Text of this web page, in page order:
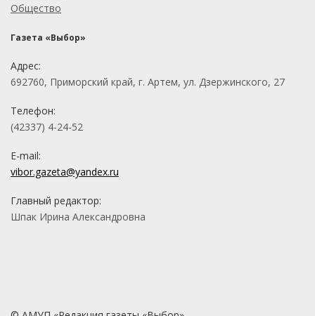
Общество
Газета «Выбор»
Адрес:
692760, Приморский край, г. Артем, ул. Дзержинского, 27
Телефон:
(42337) 4-24-52
E-mail:
vibor.gazeta@yandex.ru
Главный редактор:
Шпак Ирина Александровна